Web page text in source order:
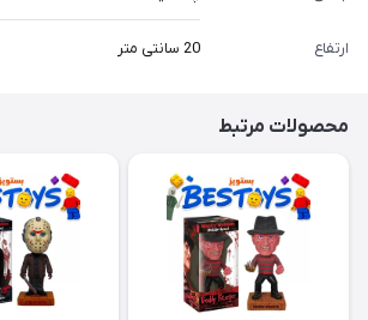
ارتفاع 20 سانتی متر
محصولات مرتبط